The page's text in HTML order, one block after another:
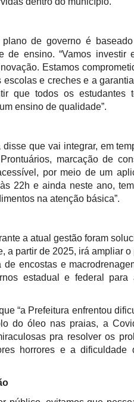
de governo é
de ensino. “Vamos investir
Estamos
escolas e creches e a
que todos os estudantes
ensino de qualidade”.
disse que vai integrar, em
marcação de
por meio de um
22h e ainda neste ano,
na atenção básica”.
a atual gestão foram
a partir de 2025, irá ampliar o
de encostas e
estadual e federal para
“a Prefeitura enfrentou
do óleo nas praias, a
pra resolver os
horrores e a